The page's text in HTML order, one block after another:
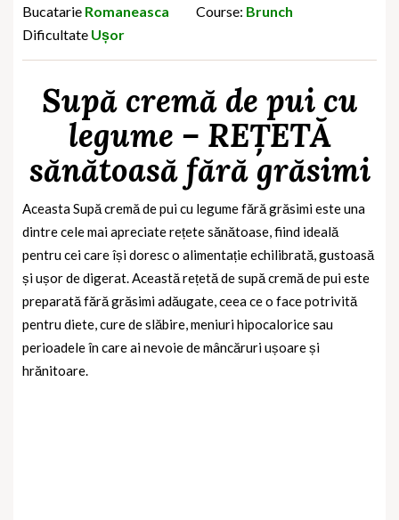
Bucatarie Romaneasca Course: Brunch
Dificultate Ușor
Supă cremă de pui cu
legume – REȚETĂ
sănătoasă fără grăsimi
Aceasta Supă cremă de pui cu legume fără grăsimi este una
dintre cele mai apreciate rețete sănătoase, fiind ideală
pentru cei care își doresc o alimentație echilibrată, gustoasă
și ușor de digerat. Această rețetă de supă cremă de pui este
preparată fără grăsimi adăugate, ceea ce o face potrivită
pentru diete, cure de slăbire, meniuri hipocalorice sau
perioadele în care ai nevoie de mâncăruri ușoare și
hrănitoare.